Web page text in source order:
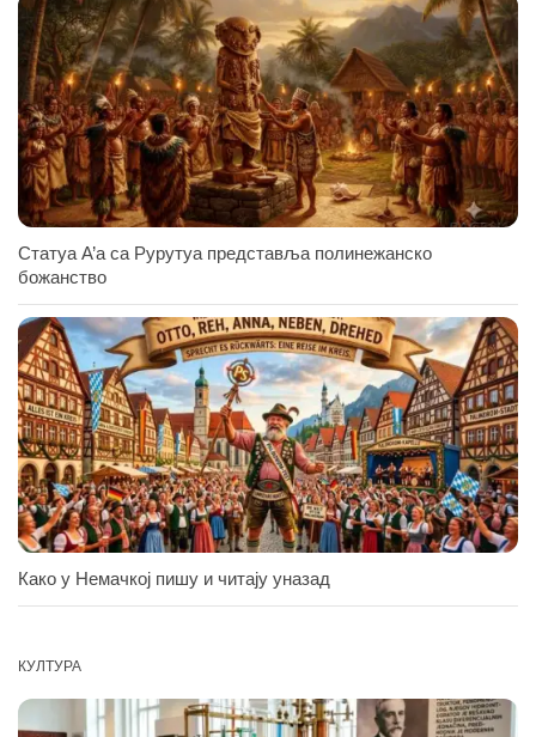
Статуа А’а са Рурутуа представља полинежанско
божанство
Како у Немачкој пишу и читају уназад
КУЛТУРА